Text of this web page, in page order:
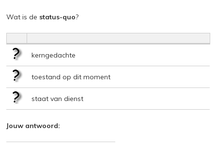
Wat is de status-quo?
kerngedachte
toestand op dit moment
staat van dienst
Jouw antwoord: